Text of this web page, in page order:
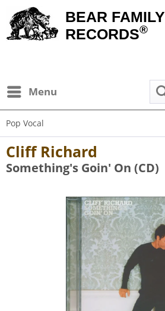
BEAR FAMILY
RECORDS®
Menu
Pop Vocal
Cliff Richard
Something's Goin' On (CD)